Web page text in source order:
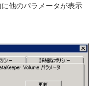
他のパラメータが表示